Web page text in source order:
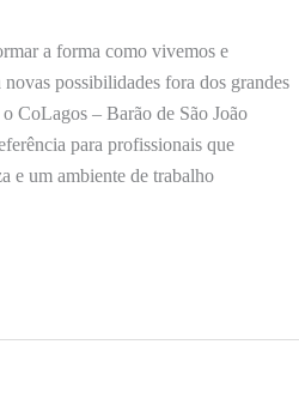
a forma como vivemos e
possibilidades fora dos grandes
CoLagos – Barão de São João
para profissionais que
e um ambiente de trabalho